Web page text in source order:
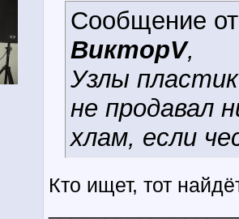
Сообщение
ВикторV,
Узлы
не продавал
хлам, если
Кто ищет, тот